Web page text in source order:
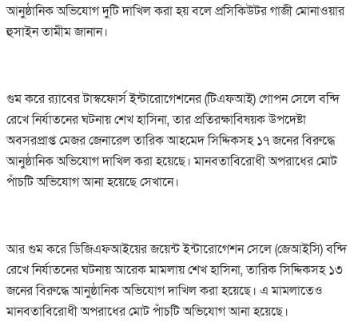
আনুষ্ঠানিক অভিযোগ দুটি দাখিল করা হয় বলে প্রসিকিউটর গাজী মোনাওয়ার
হুসাইন তামীম জানান।
গুম করে র‌্যাবের টাস্কফোর্স ইন্টারোগেশনের (টিএফআই) গোপন সেলে বন্দি
রেখে নির্যাতনের ঘটনায় শেখ হাসিনা, তার প্রতিরক্ষাবিষয়ক উপদেষ্টা
অবসরপ্রাপ্ত মেজর জেনারেল তারিক আহমেদ সিদ্দিকসহ ১৭ জনের বিরুদ্ধে
আনুষ্ঠানিক অভিযোগ দাখিল করা হয়েছে। মানবতাবিরোধী অপরাধের মোট
পাঁচটি অভিযোগ আনা হয়েছে সেখানে।
আর গুম করে ডিজিএফআইয়ের জয়েন্ট ইন্টারোগেশন সেলে (জেআইসি) বন্দি
রেখে নির্যাতনের ঘটনায় আরেক মামলায় শেখ হাসিনা, তারিক সিদ্দিকসহ ১৩
জনের বিরুদ্ধে আনুষ্ঠানিক অভিযোগ দাখিল করা হয়েছে। এ মামলাতেও
মানবতাবিরোধী অপরাধের মোট পাঁচটি অভিযোগ আনা হয়েছে।